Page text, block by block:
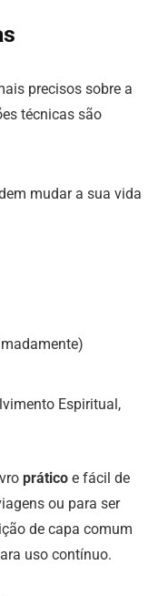
precisos sobre a
técnicas são
mudar a sua vida
Espiritual,
prático e fácil de
ou para ser
de capa comum
uso contínuo.